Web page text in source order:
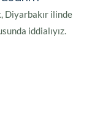
Diyarbakır ilinde
iddialıyız.